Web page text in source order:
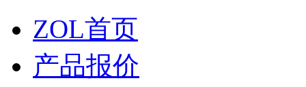
ZOL首页
产品报价